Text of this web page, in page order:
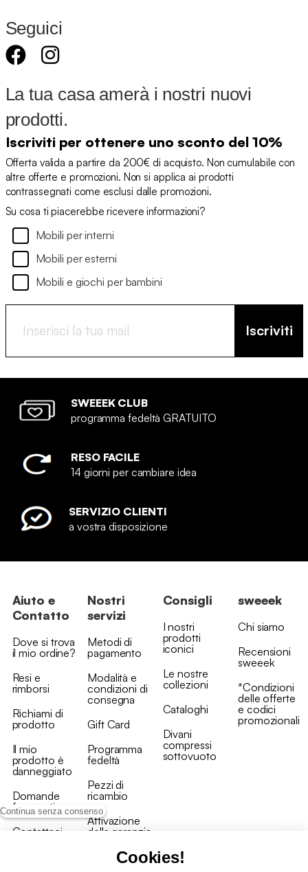
Continua senza consenso
Cookies!
Seguici
La tua casa amerà i nostri nuovi
prodotti.
Iscriviti per ottenere uno sconto del 10%
Offerta valida a partire da 200€ di acquisto. Non cumulabile con
altre offerte e promozioni. Non si applica ai prodotti
contrassegnati come esclusi dalle promozioni.
Su cosa ti piacerebbe ricevere informazioni?
Mobili per interni
Mobili per esterni
Mobili e giochi per bambini
Iscriviti
SWEEEK CLUB
programma fedeltà GRATUITO
RESO FACILE
14 giorni per cambiare idea
SERVIZIO CLIENTI
a vostra disposizione
Aiuto e
Contatto
Dove si trova
il mio ordine?
Resi e
rimborsi
Richiami di
prodotto
Il mio
prodotto è
danneggiato
Domande
frequenti
Contattaci
Nostri
servizi
Metodi di
pagamento
Modalità e
condizioni di
consegna
Gift Card
Programma
fedeltà
Pezzi di
ricambio
Attivazione
della garanzia
Consigli
I nostri
prodotti
iconici
Le nostre
collezioni
Cataloghi
Divani
compressi
sottovuoto
sweeek
Chi siamo
Recensioni
sweeek
*Condizioni
delle offerte
e codici
promozionali